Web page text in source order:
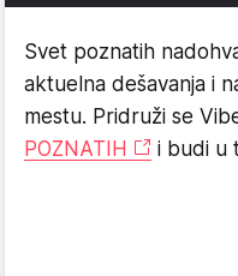
Svet poznatih
aktuelna dešavanja i
mestu. Pridruži se
POZNATIH
i budi u